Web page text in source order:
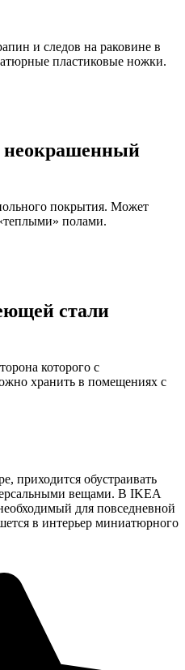
и следов на раковине в
пластиковые ножки.
неокрашенный
покрытия. Может
полами.
стали
которого с
хранить в помещениях с
приходится обустраивать
вещами. В IKEA
для повседневной
в интерьер миниатюрного